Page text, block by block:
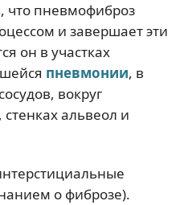
что пневмофиброз
и завершает эти
он в участках
пневмонии, в
вокруг
альвеол и
о фиброзе).